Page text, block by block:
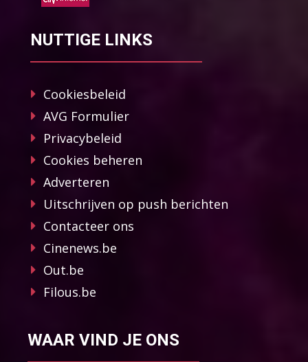
NUTTIGE LINKS
Cookiesbeleid
AVG Formulier
Privacybeleid
Cookies beheren
Adverteren
Uitschrijven op push berichten
Contacteer ons
Cinenews.be
Out.be
Filous.be
WAAR VIND JE ONS